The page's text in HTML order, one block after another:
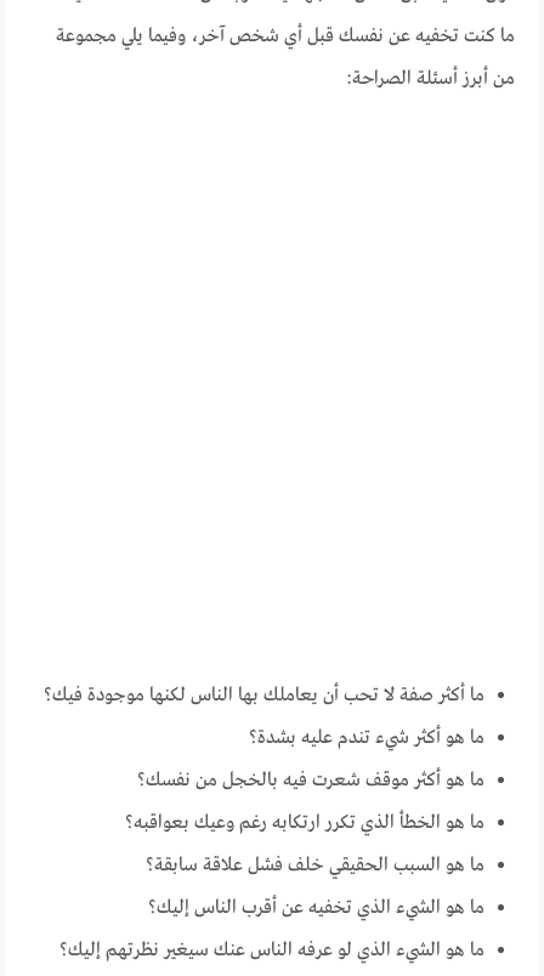
ما كنت تخفيه عن نفسك قبل أي شخص آخر، وفيما يلي مجموعة
من أبرز أسئلة الصراحة:
ما أكثر صفة لا تحب أن يعاملك بها الناس لكنها موجودة فيك؟
ما هو أكثر شيء تندم عليه بشدة؟
ما هو أكثر موقف شعرت فيه بالخجل من نفسك؟
ما هو الخطأ الذي تكرر ارتكابه رغم وعيك بعواقبه؟
ما هو السبب الحقيقي خلف فشل علاقة سابقة؟
ما هو الشيء الذي تخفيه عن أقرب الناس إليك؟
ما هو الشيء الذي لو عرفه الناس عنك سيغير نظرتهم إليك؟